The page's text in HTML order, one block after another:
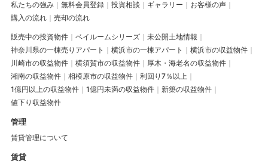
私たちの強み 無料会員登録 投資相談 ギャラリー
お客様の声
購入の流れ
売却の流れ
販売中の投資物件 ベイルームシリーズ
未公開土地情報
神奈川県の一棟売りアパート
横浜市の一棟アパート
横浜市の収益物件
川崎市の収益物件
横須賀市の収益物件
厚木・海老名の収益物件
湘南の収益物件
相模原市の収益物件
利回り7％以上
1億円以上の収益物件
1億円未満の収益物件
新築の収益物件
値下り収益物件
管理
賃貸管理について
賃貸